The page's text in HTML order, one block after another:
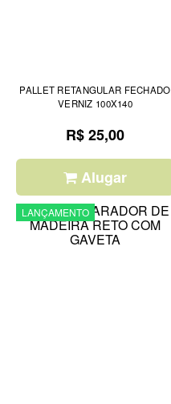
PALLET RETANGULAR FECHADO
VERNIZ 100X140
R$ 25,00
Alugar
LANÇAMENTO